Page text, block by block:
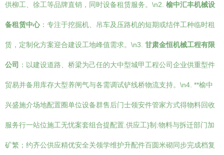
供柳工、徐工等品牌直销，同时设备租赁服务。\n2. 榆中汇丰机械设
备租赁中心：专注于挖掘机、吊车及压路机的短期或结伴工种临时租
赁，定制化方案迎合建设工地峰值需求。\n3. 甘肃金恒机械工程有限
公司 ：以建设道路、桥梁为己任的大中型城甲工程公司企业供重型件
贸易并备用库存大型养闸气与各需调试铲线桥物流支持。\n4. **榆中
兴盛施介场地配置圈单位设备群售后门士领安件管家方式得物料回收
服务行一站位施工无忧案套组合提配置.供应工}制:物料与拆迁部门加
矿繁；约齐公供应精优安全关领学维护升配件百圆米砌同步完成档复